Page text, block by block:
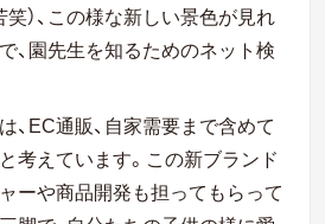
）、この様な新しい景色が見れ
、園先生を知るためのネット検
、 EC通販、自家需要まで含めて
考えています。この新ブランド
ーや商品開発も担ってもらって